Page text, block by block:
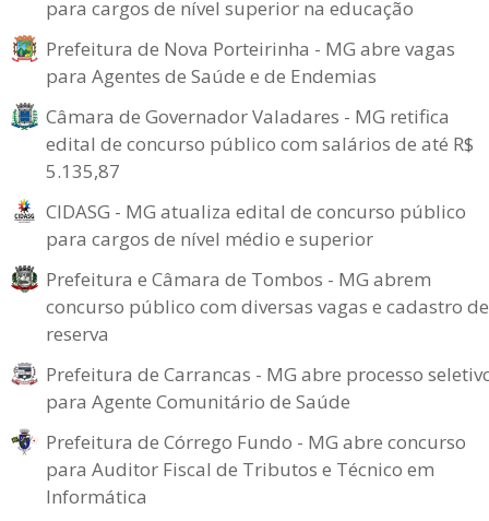
para cargos de nível superior na educação
Prefeitura de Nova Porteirinha - MG abre vagas
para Agentes de Saúde e de Endemias
Câmara de Governador Valadares - MG retifica
edital de concurso público com salários de até R$
5.135,87
CIDASG - MG atualiza edital de concurso público
para cargos de nível médio e superior
Prefeitura e Câmara de Tombos - MG abrem
concurso público com diversas vagas e cadastro de
reserva
Prefeitura de Carrancas - MG abre processo
para Agente Comunitário de Saúde
Prefeitura de Córrego Fundo - MG abre concurso
para Auditor Fiscal de Tributos e Técnico em
Informática